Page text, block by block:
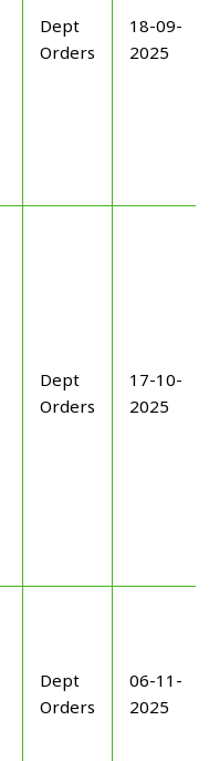
Dept
Orders
18-09-
2025
Dept
Orders
17-10-
2025
Dept
Orders
06-11-
2025